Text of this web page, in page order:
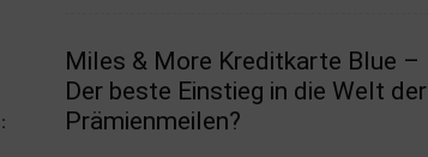
Miles & More Kreditkarte Blue –
Der beste Einstieg in die Welt der
Prämienmeilen?